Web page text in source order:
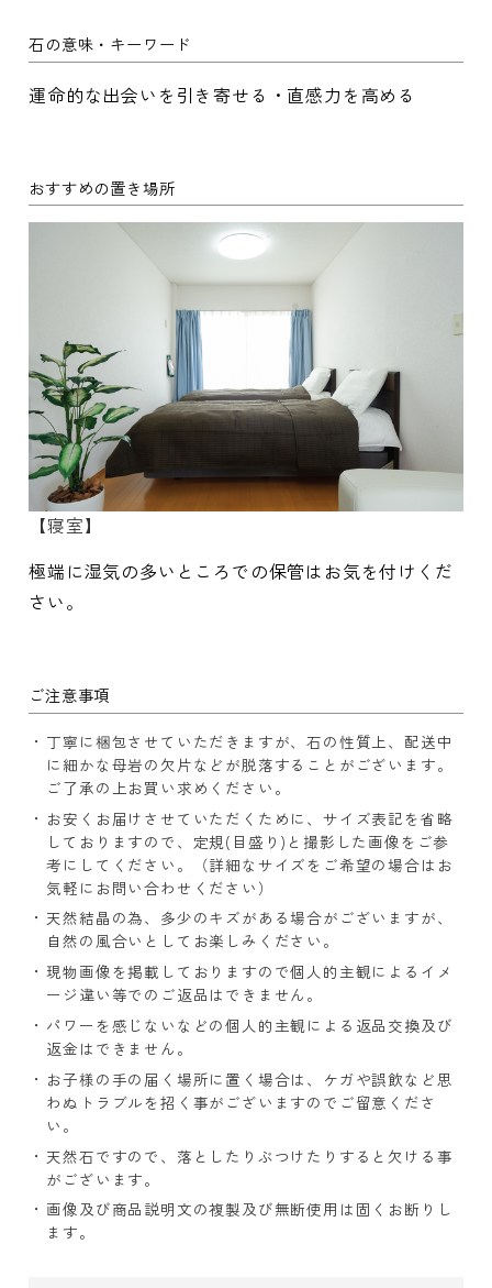
石の意味・キーワード
運命的な出会いを引き寄せる・直感力を高める
おすすめの置き場所
【寝室】
極端に湿気の多いところでの保管はお気を付けくだ
さい。
ご注意事項
丁寧に梱包させていただきますが、石の性質上、配送中
に細かな母岩の欠片などが脱落することがございます。
ご了承の上お買い求めください。
お安くお届けさせていただくために、サイズ表記を省略
しておりますので、定規(目盛り)と撮影した画像をご参
考にしてください。（詳細なサイズをご希望の場合はお
気軽にお問い合わせください）
天然結晶の為、多少のキズがある場合がございますが、
自然の風合いとしてお楽しみください。
現物画像を掲載しておりますので個人的主観によるイメ
ージ違い等でのご返品はできません。
パワーを感じないなどの個人的主観による返品交換及び
返金はできません。
お子様の手の届く場所に置く場合は、ケガや誤飲など思
わぬトラブルを招く事がございますのでご留意くださ
い。
天然石ですので、落としたりぶつけたりすると欠ける事
がございます。
画像及び商品説明文の複製及び無断使用は固くお断りし
ます。